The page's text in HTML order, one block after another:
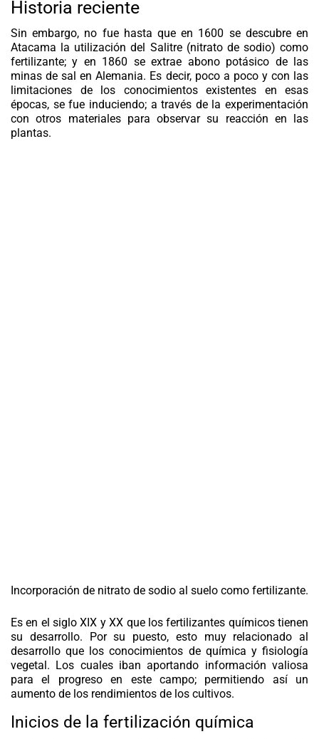
Historia reciente
Sin embargo, no fue hasta que en 1600 se descubre en
Atacama la utilización del Salitre (nitrato de sodio) como
fertilizante; y en 1860 se extrae abono potásico de las
minas de sal en Alemania. Es decir, poco a poco y con las
limitaciones de los conocimientos existentes en esas
épocas, se fue induciendo; a través de la experimentación
con otros materiales para observar su reacción en las
plantas.
Incorporación de nitrato de sodio al suelo como fertilizante.
Es en el siglo XIX y XX que los fertilizantes químicos tienen
su desarrollo. Por su puesto, esto muy relacionado al
desarrollo que los conocimientos de química y fisiología
vegetal. Los cuales iban aportando información valiosa
para el progreso en este campo; permitiendo así un
aumento de los rendimientos de los cultivos.
Inicios de la fertilización química